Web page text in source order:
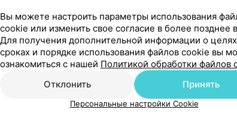
буду, просто Кристал Дент лучшие из
Викторовна Вы самая лучшая!))))
ул. Советская, 99Б
Вы можете настроить параметры использования
cookie или изменить свое согласие в более позднее
Для получения дополнительной информации о
сроках и порядке использования файлов cookie вы
ознакомиться с нашей Политикой обработки файлов
Отклонить
Принять
Персональные настройки Cookie